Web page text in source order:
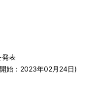
発表
始：2023年02月24日)